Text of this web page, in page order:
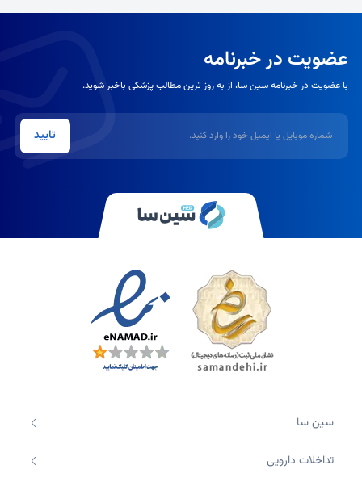
عضویت در خبرنامه
با عضویت در خبرنامه سین سا، از به روز ترین مطالب پزشکی باخبر شوید.
شماره موبایل یا ایمیل
تایید
سین سا
تداخلات دارویی